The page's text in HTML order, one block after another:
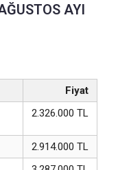
AYI
Fiyat
2.326.000 TL
2.914.000 TL